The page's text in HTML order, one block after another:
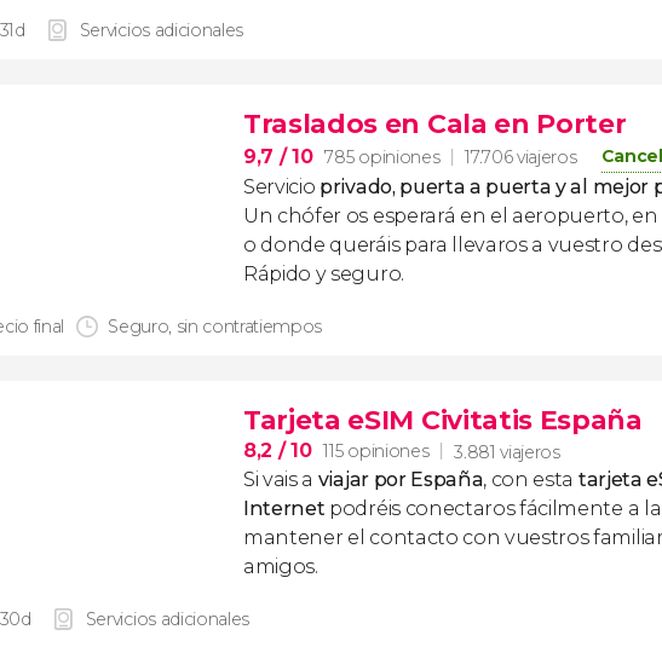
Servicios adicionales
Traslados en Cala en Porter
9,7 / 10 785 opiniones 17.706 viajeros
Servicio privado, puerta a puerta y al mejor
Un chófer os esperará en el aeropuerto, en
o donde queráis para llevaros a vuestro
Rápido y seguro.
final Seguro, sin contratiempos
Tarjeta eSIM Civitatis España
8,2 / 10 115 opiniones 3.881 viajeros
Si vais a viajar por España, con esta tarjeta
Internet podréis conectaros fácilmente a
mantener el contacto con vuestros
amigos.
Servicios adicionales